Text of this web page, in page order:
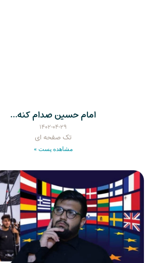
امام حسین صدام کنه…
۱۴۰۲-۰۴-۲۹
تک صفحه ای
مشاهده پست »